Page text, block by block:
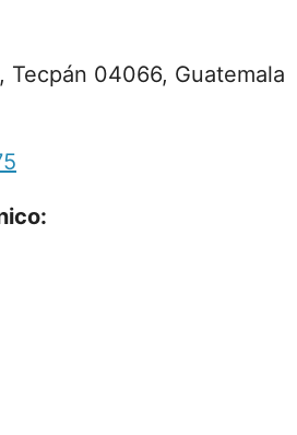
Tecpán 04066, Guatemala